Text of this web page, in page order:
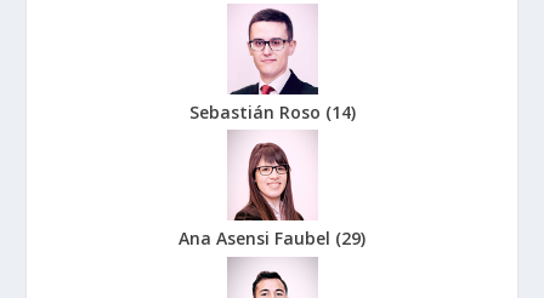
Sebastián Roso (14)
Ana Asensi Faubel (29)